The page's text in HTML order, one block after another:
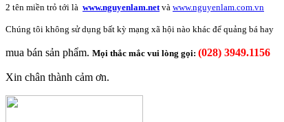
2 tên miền trỏ tới là www.nguyenlam.net và www.nguyenlam.com.vn
Chúng tôi không sử dụng bất kỳ mạng xã hội nào khác để quảng bá hay
mua bán sản phẩm. Mọi thắc mắc vui lòng gọi: (028) 3949.1156
Xin chân thành cảm ơn.